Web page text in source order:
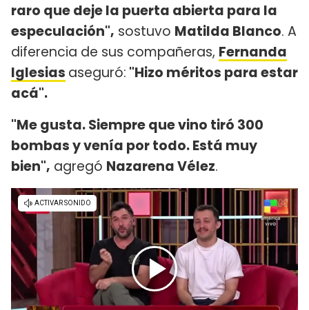
raro que deje la puerta abierta para la
especulación", sostuvo Matilda Blanco. A
diferencia de sus compañeras, Fernanda
Iglesias aseguró: "Hizo méritos para estar
acá".
"Me gusta. Siempre que vino tiró 300
bombas y venía por todo. Está muy
bien", agregó Nazarena Vélez.